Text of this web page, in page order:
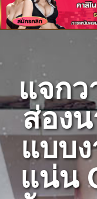
content
แจกว
ส่อง
แบบ
แน่น